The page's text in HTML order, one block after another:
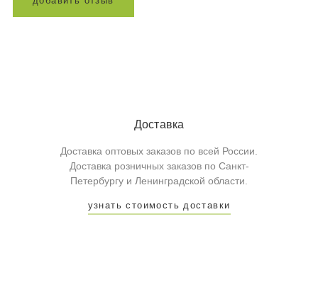
Доставка
Доставка оптовых заказов по всей России.
Доставка розничных заказов по Санкт-
Петербургу и Ленинградской области.
узнать стоимость доставки